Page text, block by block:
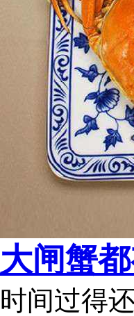
大闸蟹
时间过得